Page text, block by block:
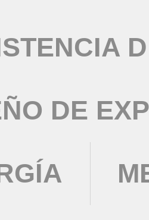
DE